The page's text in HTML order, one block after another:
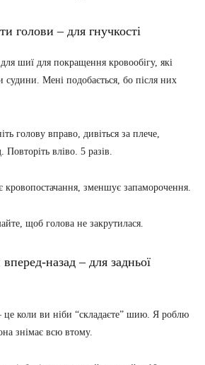
голови – для гнучкості
шиї для покращення кровообігу, які
судини. Мені подобається, бо після них
голову вправо, дивіться за плече,
Повторіть вліво. 5 разів.
кровопостачання, зменшує запаморочення.
щоб голова не закрутилася.
назад – для задньої
це коли ви ніби “складаєте” шию. Я роблю
знімає всю втому.